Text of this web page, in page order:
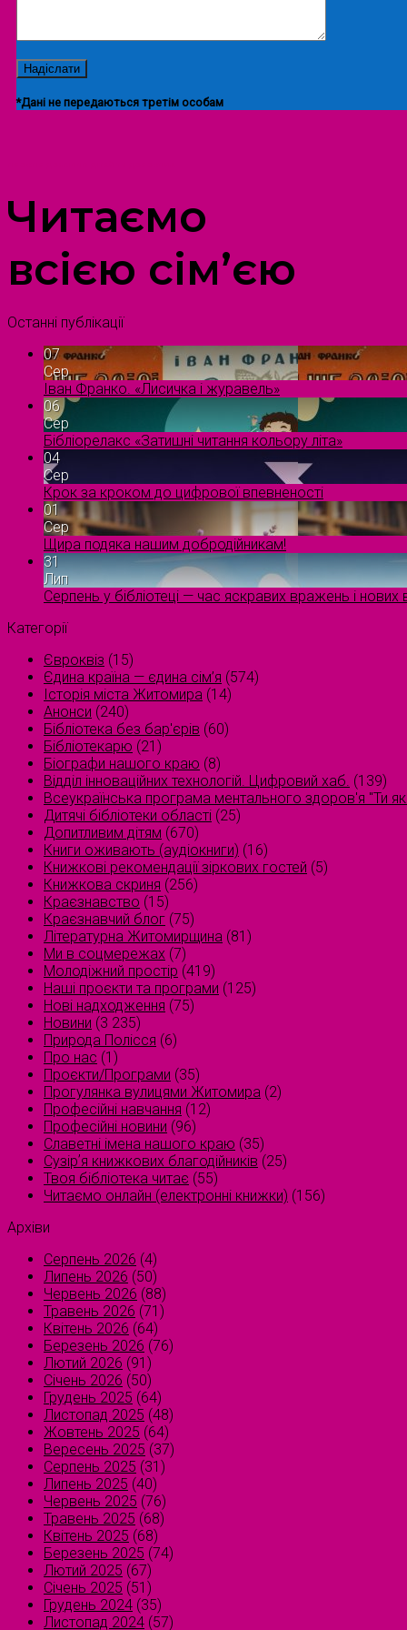
*Дані не передаються третім особам
Читаємо
всією сім’єю
Останні публікації
07
Сер
Іван Франко. «Лисичка і журавель»
06
Сер
Бібліорелакс «Затишні читання кольору літа»
04
Сер
Крок за кроком до цифрової впевненості
01
Сер
Щира подяка нашим добродійникам!
31
Лип
Серпень у бібліотеці — час яскравих вражень і нових
Категорії
Євроквіз (15)
Єдина країна — єдина сім’я (574)
Історія міста Житомира (14)
Анонси (240)
Бібліотека без бар'єрів (60)
Бібліотекарю (21)
Біографи нашого краю (8)
Відділ інноваційних технологій. Цифровий хаб. (139)
Всеукраїнська програма ментального здоров'я "Ти
Дитячі бібліотеки області (25)
Допитливим дітям (670)
Книги оживають (аудіокниги) (16)
Книжкові рекомендації зіркових гостей (5)
Книжкова скриня (256)
Краєзнавство (15)
Краєзнавчий блог (75)
Літературна Житомирщина (81)
Ми в соцмережах (7)
Молодіжний простір (419)
Наші проєкти та програми (125)
Нові надходження (75)
Новини (3 235)
Природа Полісся (6)
Про нас (1)
Проєкти/Програми (35)
Прогулянка вулицями Житомира (2)
Професійні навчання (12)
Професійні новини (96)
Славетні імена нашого краю (35)
Сузірʼя книжкових благодійників (25)
Твоя бібліотека читає (55)
Читаємо онлайн (електронні книжки) (156)
Архіви
Серпень 2026 (4)
Липень 2026 (50)
Червень 2026 (88)
Травень 2026 (71)
Квітень 2026 (64)
Березень 2026 (76)
Лютий 2026 (91)
Січень 2026 (50)
Грудень 2025 (64)
Листопад 2025 (48)
Жовтень 2025 (64)
Вересень 2025 (37)
Серпень 2025 (31)
Липень 2025 (40)
Червень 2025 (76)
Травень 2025 (68)
Квітень 2025 (68)
Березень 2025 (74)
Лютий 2025 (67)
Січень 2025 (51)
Грудень 2024 (35)
Листопад 2024 (57)